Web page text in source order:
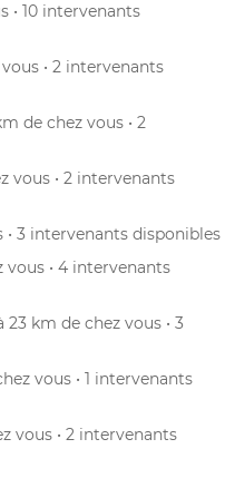
• 10 intervenants
vous • 2 intervenants
de chez vous • 2
vous • 2 intervenants
• 3 intervenants disponibles
vous • 4 intervenants
23 km de chez vous • 3
vous • 1 intervenants
vous • 2 intervenants